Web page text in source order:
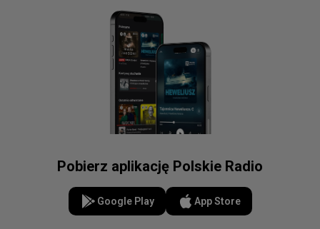
Pobierz aplikację Polskie Radio
Google Play App Store